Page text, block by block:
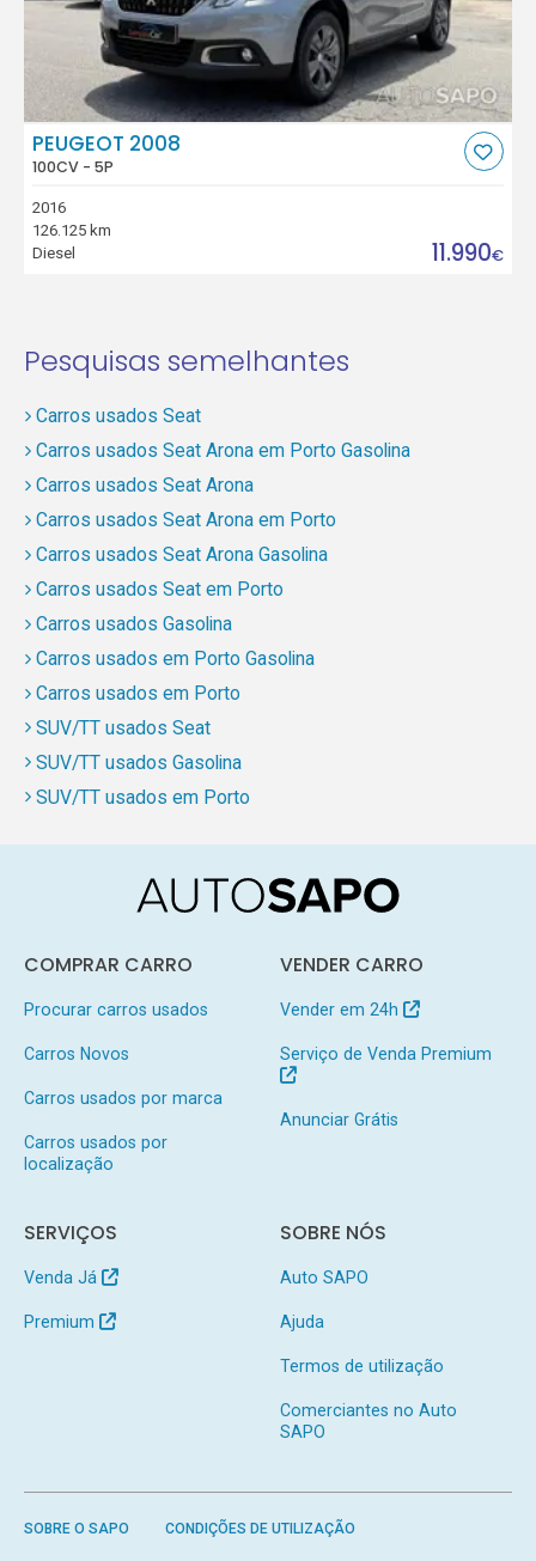
PEUGEOT 2008
100CV - 5P
2016
126.125 km
Diesel
11.990€
Pesquisas semelhantes
Carros usados Seat
Carros usados Seat Arona em Porto Gasolina
Carros usados Seat Arona
Carros usados Seat Arona em Porto
Carros usados Seat Arona Gasolina
Carros usados Seat em Porto
Carros usados Gasolina
Carros usados em Porto Gasolina
Carros usados em Porto
SUV/TT usados Seat
SUV/TT usados Gasolina
SUV/TT usados em Porto
COMPRAR CARRO
Procurar carros usados
Carros Novos
Carros usados por marca
Carros usados por
localização
VENDER CARRO
Vender em 24h
Serviço de Venda Premium
Anunciar Grátis
SERVIÇOS
Venda Já
Premium
SOBRE NÓS
Auto SAPO
Ajuda
Termos de utilização
Comerciantes no Auto
SAPO
SOBRE O SAPO CONDIÇÕES DE UTILIZAÇÃO